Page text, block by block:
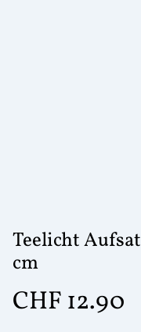
Teelicht
cm
CHF 12.90